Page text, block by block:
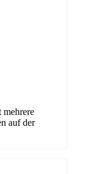
mehrere
auf der